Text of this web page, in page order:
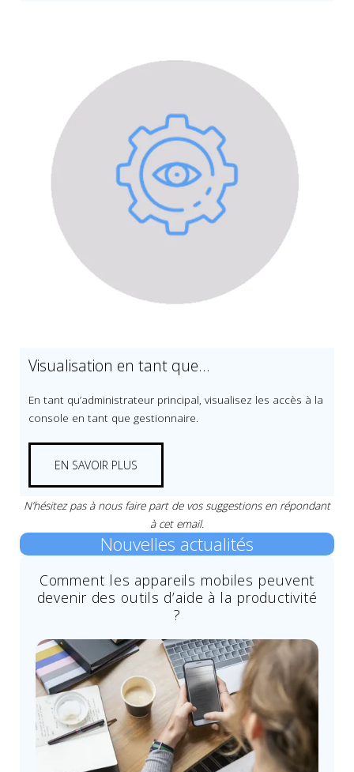
Visualisation en tant que…
En tant qu’administrateur principal, visualisez les accès à la
console en tant que gestionnaire.
EN SAVOIR PLUS
N’hésitez pas à nous faire part de vos suggestions en répondant
à cet email.
Nouvelles actualités
Comment les appareils mobiles peuvent
devenir des outils d’aide à la productivité
?